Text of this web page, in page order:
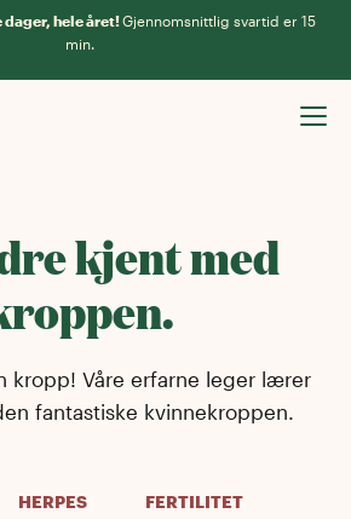
dager, hele året!Gjennomsnittlig svartid er 15
min.
kjent med
kropp! Våre erfarne leger lærer
fantastiske kvinnekroppen.
HERPES
FERTILITET